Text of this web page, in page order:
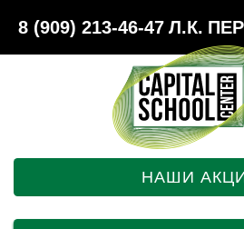
8 (909) 213-46-47 Л.К.
НАШИ